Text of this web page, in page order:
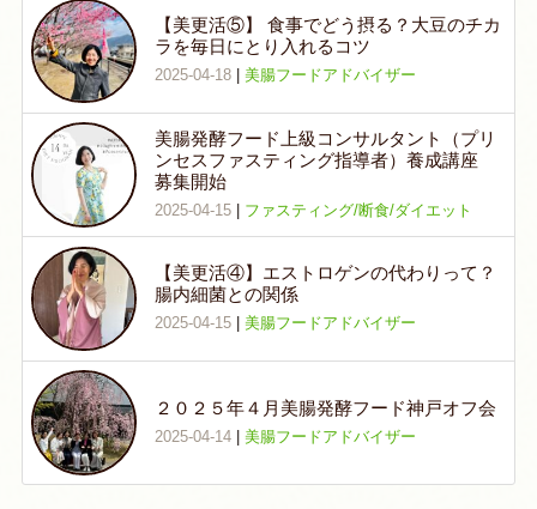
【美更活⑤】 食事でどう摂る？大豆のチカ
ラを毎日にとり入れるコツ
2025-04-18| 美腸フードアドバイザー
美腸発酵フード上級コンサルタント（プリ
ンセスファスティング指導者）養成講座
募集開始
2025-04-15| ファスティング/断食/ダイエット
【美更活④】エストロゲンの代わりって？
腸内細菌との関係
2025-04-15| 美腸フードアドバイザー
２０２５年４月美腸発酵フード神戸オフ会
2025-04-14| 美腸フードアドバイザー